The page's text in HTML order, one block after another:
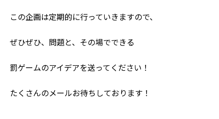
この企画は定期的に行っていきますので、
ぜひぜひ、問題と、その場でできる
罰ゲームのアイデアを送ってください！
たくさんのメールお待ちしております！